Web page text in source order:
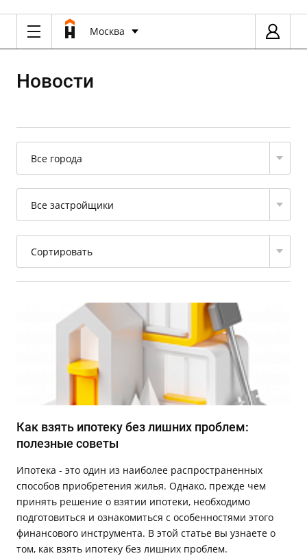
Москва
Новости
Все города
Все застройщики
Сортировать
Как взять ипотеку без лишних проблем:
полезные советы
Ипотека - это один из наиболее распространенных
способов приобретения жилья. Однако, прежде чем
принять решение о взятии ипотеки, необходимо
подготовиться и ознакомиться с особенностями этого
финансового инструмента. В этой статье вы узнаете о
том, как взять ипотеку без лишних проблем.